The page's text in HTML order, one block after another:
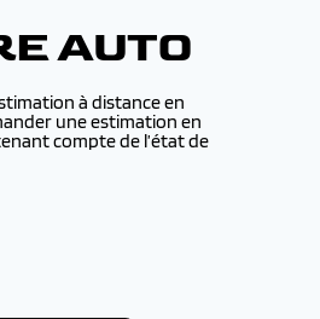
AUTO
à distance en
une estimation en
compte de l’état de